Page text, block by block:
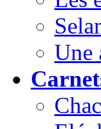
Une